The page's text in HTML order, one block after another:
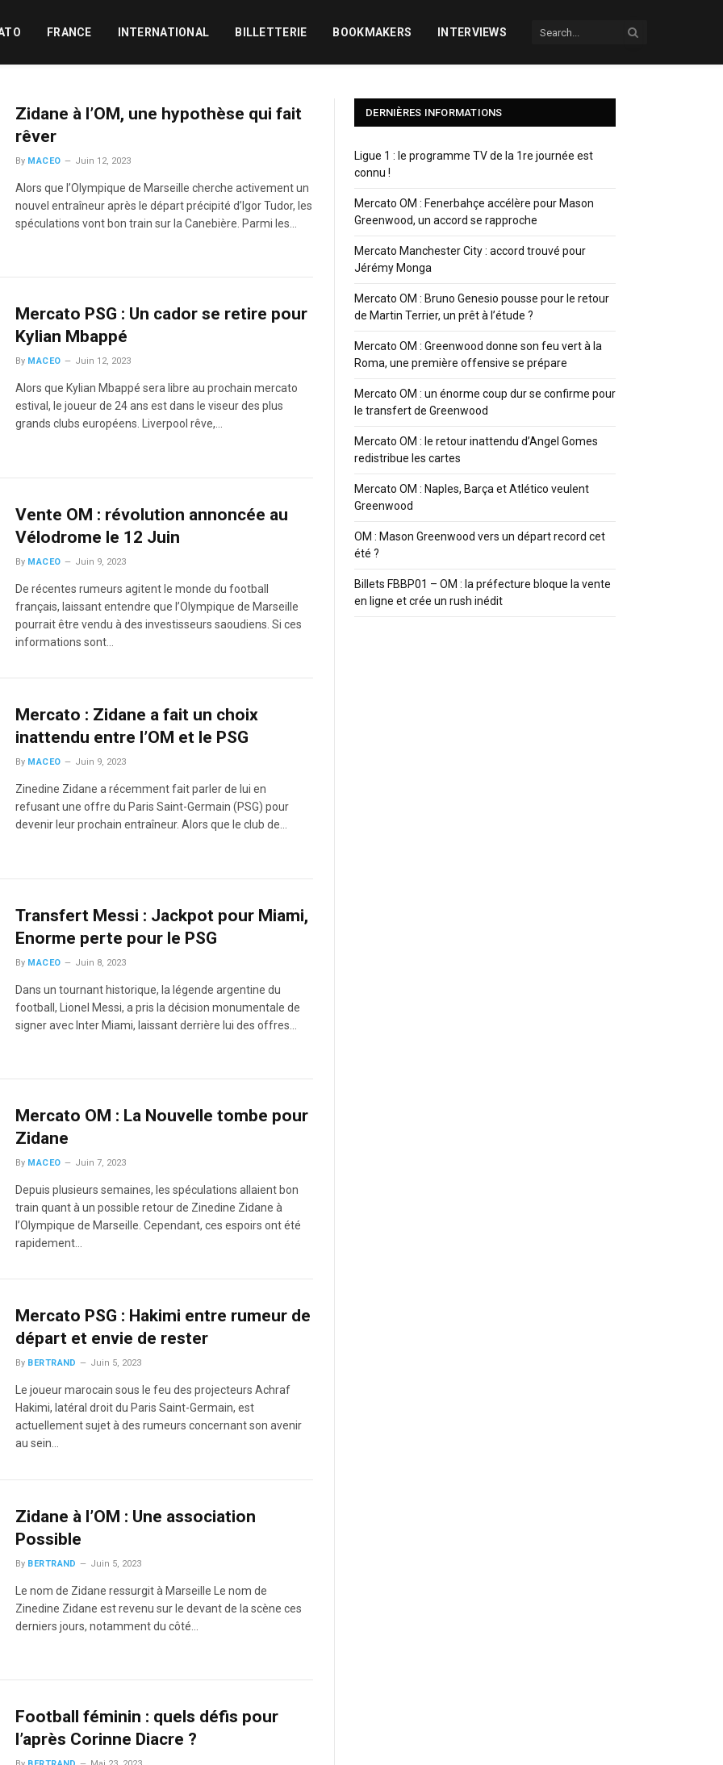
FRANCE INTERNATIONAL BILLETTERIE BOOKMAKERS INTERVIEWS
Zidane à l’OM, une hypothèse qui fait
rêver
By MACEO Juin 12, 2023
Alors que l’Olympique de Marseille cherche activement un
nouvel entraîneur après le départ précipité d’Igor Tudor, les
spéculations vont bon train sur la Canebière. Parmi les…
Mercato PSG : Un cador se retire pour
Kylian Mbappé
By MACEO Juin 12, 2023
Alors que Kylian Mbappé sera libre au prochain mercato
estival, le joueur de 24 ans est dans le viseur des plus
grands clubs européens. Liverpool rêve,…
Vente OM : révolution annoncée au
Vélodrome le 12 Juin
By MACEO Juin 9, 2023
De récentes rumeurs agitent le monde du football
français, laissant entendre que l’Olympique de Marseille
pourrait être vendu à des investisseurs saoudiens. Si ces
informations sont…
Mercato : Zidane a fait un choix
inattendu entre l’OM et le PSG
By MACEO Juin 9, 2023
Zinedine Zidane a récemment fait parler de lui en
refusant une offre du Paris Saint-Germain (PSG) pour
devenir leur prochain entraîneur. Alors que le club de…
Transfert Messi : Jackpot pour Miami,
Enorme perte pour le PSG
By MACEO Juin 8, 2023
Dans un tournant historique, la légende argentine du
football, Lionel Messi, a pris la décision monumentale de
signer avec Inter Miami, laissant derrière lui des offres…
Mercato OM : La Nouvelle tombe pour
Zidane
By MACEO Juin 7, 2023
Depuis plusieurs semaines, les spéculations allaient bon
train quant à un possible retour de Zinedine Zidane à
l’Olympique de Marseille. Cependant, ces espoirs ont été
rapidement…
Mercato PSG : Hakimi entre rumeur de
départ et envie de rester
By BERTRAND Juin 5, 2023
Le joueur marocain sous le feu des projecteurs Achraf
Hakimi, latéral droit du Paris Saint-Germain, est
actuellement sujet à des rumeurs concernant son avenir
au sein…
Zidane à l’OM : Une association
Possible
By BERTRAND Juin 5, 2023
Le nom de Zidane ressurgit à Marseille Le nom de
Zinedine Zidane est revenu sur le devant de la scène ces
derniers jours, notamment du côté…
Football féminin : quels défis pour
l’après Corinne Diacre ?
DERNIÈRES INFORMATIONS
Ligue 1 : le programme TV de la 1re journée est
connu !
Mercato OM : Fenerbahçe accélère pour Mason
Greenwood, un accord se rapproche
Mercato Manchester City : accord trouvé pour
Jérémy Monga
Mercato OM : Bruno Genesio pousse pour le retour
de Martin Terrier, un prêt à l’étude ?
Mercato OM : Greenwood donne son feu vert à la
Roma, une première offensive se prépare
Mercato OM : un énorme coup dur se confirme pour
le transfert de Greenwood
Mercato OM : le retour inattendu d’Angel Gomes
redistribue les cartes
Mercato OM : Naples, Barça et Atlético veulent
Greenwood
OM : Mason Greenwood vers un départ record cet
été ?
Billets FBBP01 – OM : la préfecture bloque la vente
en ligne et crée un rush inédit